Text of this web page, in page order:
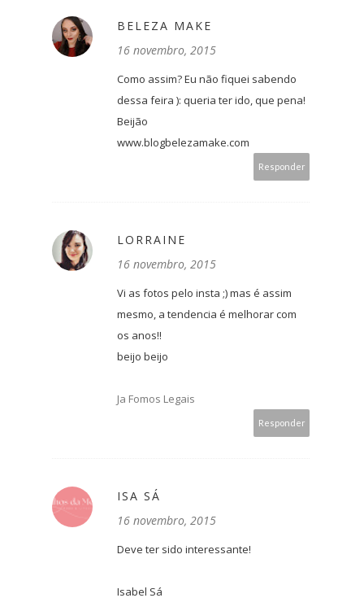
BELEZA MAKE
16 novembro, 2015
Como assim? Eu não fiquei sabendo
dessa feira ): queria ter ido, que pena!
Beijão
www.blogbelezamake.com
Responder
LORRAINE
16 novembro, 2015
Vi as fotos pelo insta ;) mas é assim
mesmo, a tendencia é melhorar com
os anos!!
beijo beijo
Ja Fomos Legais
Responder
ISA SÁ
16 novembro, 2015
Deve ter sido interessante!
Isabel Sá